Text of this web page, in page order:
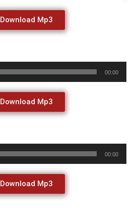
Download Mp3
00:00
Download Mp3
00:00
Download Mp3